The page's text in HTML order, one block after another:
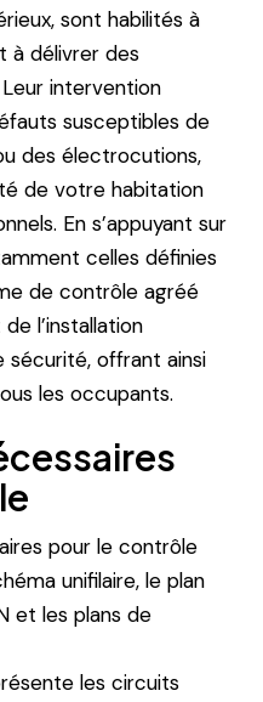
sont habilités à
à délivrer des
intervention
susceptibles de
des électrocutions,
de votre habitation
En s’appuyant sur
celles définies
de contrôle agréé
l’installation
sécurité, offrant ainsi
les occupants.
pour le contrôle
unifilaire, le plan
et les plans de
les circuits